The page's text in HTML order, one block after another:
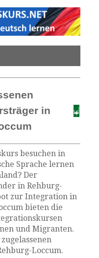
in
besuchen in
Sprache lernen
Der
in Rehburg-
zur Integration in
bieten die
und Migranten.
Loccum.